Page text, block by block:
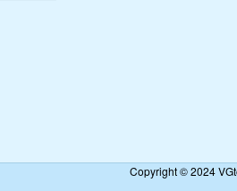
Copyright © 2024